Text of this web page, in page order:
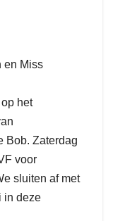
en Miss
het
Bob. Zaterdag
voor
sluiten af met
in deze